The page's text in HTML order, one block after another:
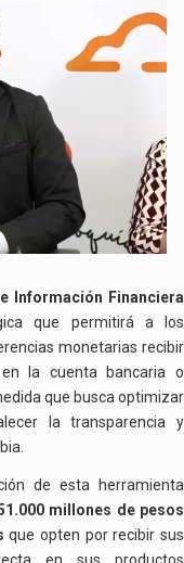
Información Financiera
que permitirá a los
monetarias recibir
la cuenta bancaria o
que busca optimizar
la transparencia y
de esta herramienta
millones de pesos
que opten por recibir sus